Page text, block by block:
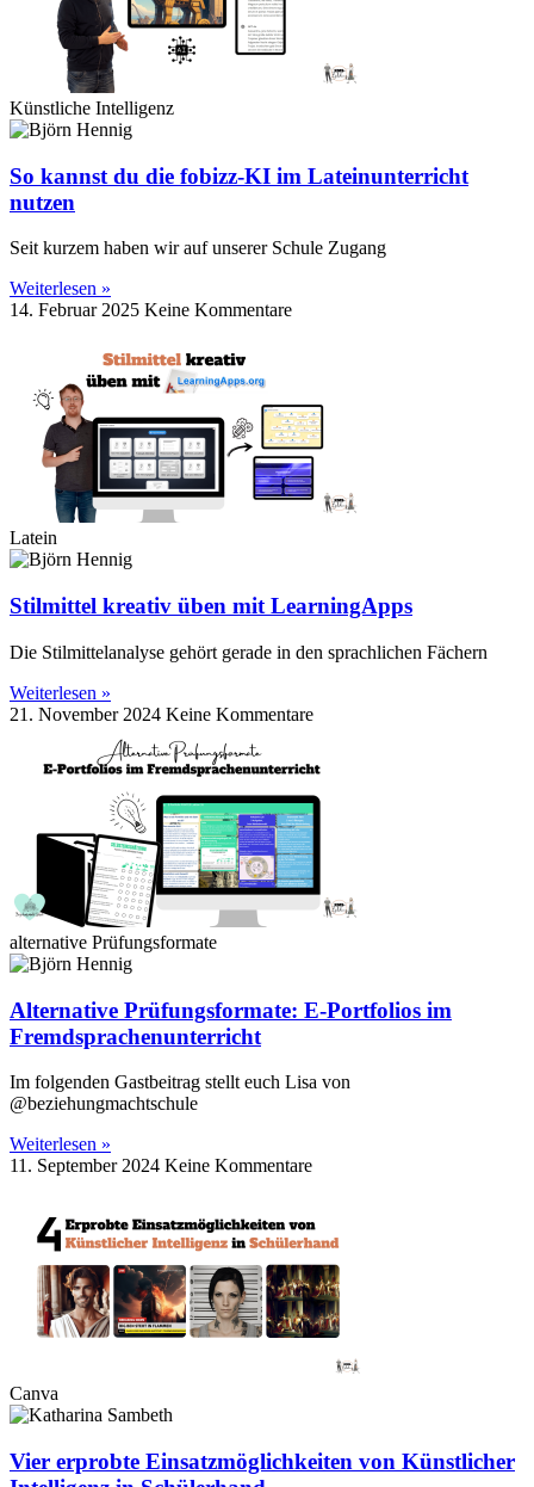
Künstliche Intelligenz
So kannst du die fobizz-KI im Lateinunterricht
nutzen
Seit kurzem haben wir auf unserer Schule Zugang
Weiterlesen »
14. Februar 2025 Keine Kommentare
Latein
Stilmittel kreativ üben mit LearningApps
Die Stilmittelanalyse gehört gerade in den sprachlichen Fächern
Weiterlesen »
21. November 2024 Keine Kommentare
alternative Prüfungsformate
Alternative Prüfungsformate: E-Portfolios im
Fremdsprachenunterricht
Im folgenden Gastbeitrag stellt euch Lisa von
@beziehungmachtschule
Weiterlesen »
11. September 2024 Keine Kommentare
Canva
Vier erprobte Einsatzmöglichkeiten von Künstlicher